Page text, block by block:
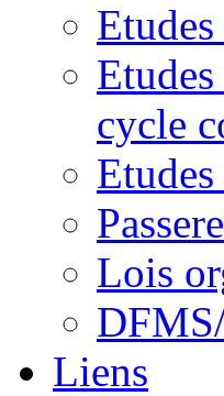
cycle
Lois
Liens